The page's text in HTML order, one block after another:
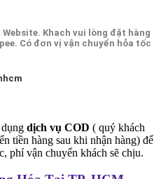
Khach vui lòng đặt hàng
Có đơn vị vận chuyển hỏa tốc
dịch vụ COD ( quý khách
tiền hàng sau khi nhận hàng) để
phí vận chuyển khách sẽ chịu.